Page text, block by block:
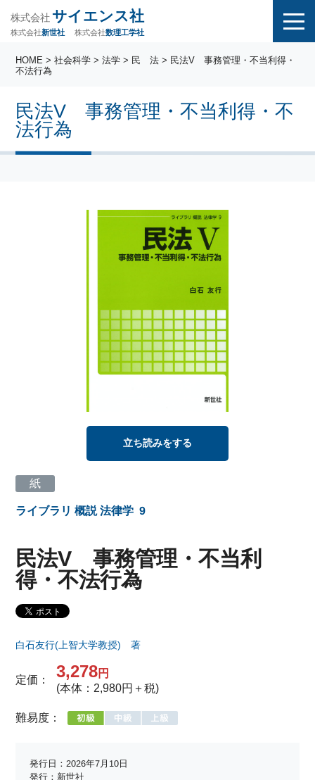
株式会社 サイエンス社
株式会社新世社 株式会社数理工学社
民法V 事務管理・不当利得・不
法行為
HOME >社会科学 >法学 > 民 法 > 民法V 事務管理・不当利得・
不法行為
立ち読みをする
紙
ライブラリ 概説 法律学 9
民法V 事務管理・不当利
得・不法行為
白石友行(上智大学教授) 著
定価： 3,278円
(本体：2,980円＋税)
難易度：
発行日：2026年7月10日
発行：新世社